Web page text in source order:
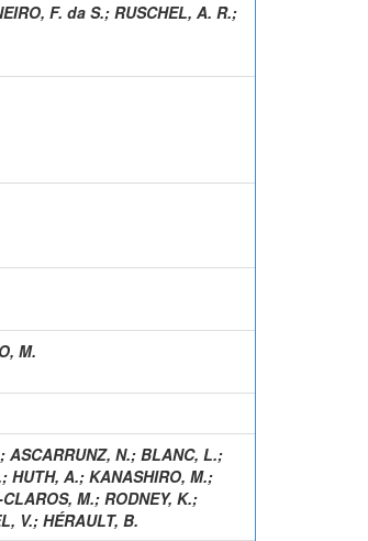
F. da S.; RUSCHEL, A. R.;
M.
; ASCARRUNZ, N.; BLANC, L.;
; HUTH, A.; KANASHIRO, M.;
M.; RODNEY, K.;
V.; HÉRAULT, B.